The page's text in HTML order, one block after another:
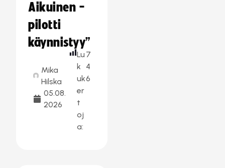
Aikuinen -
pilotti
käynnistyy”
Mika
Hilska
05.08.
2026
Lu
k
uk
er
t
oj
a:
7
4
6